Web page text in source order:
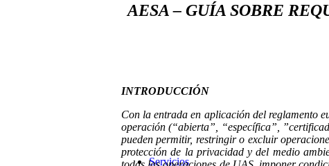
Servicios
AESA – GUÍA SOBRE
INTRODUCCIÓN
Con la entrada en aplicación del reglamento
operación (“abierta”, “específica”,
pueden permitir, restringir o excluir
protección de la privacidad y del medio